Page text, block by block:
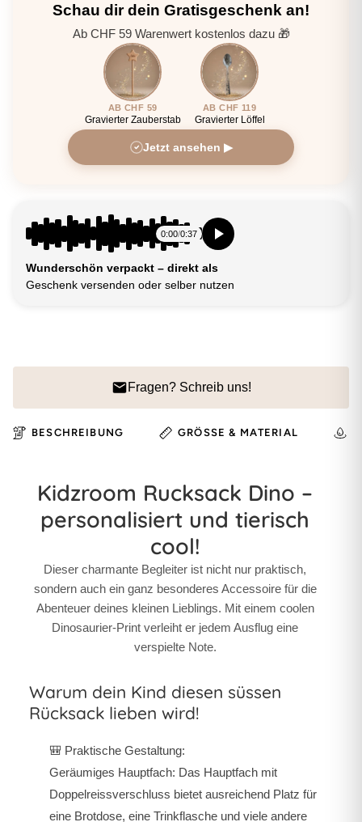
Schau dir dein Gratisgeschenk an!
Ab CHF 59 Warenwert kostenlos dazu 🎁
AB CHF 59
Gravierter Zauberstab
AB CHF 119
Gravierter Löffel
Jetzt ansehen ▶
0:00/0:37
Wunderschön verpackt – direkt als
Geschenk versenden oder selber nutzen
Fragen? Schreib uns!
BESCHREIBUNG GRÖSSE & MATERIAL
Kidzroom Rucksack Dino –
personalisiert und tierisch
cool!
Dieser charmante Begleiter ist nicht nur praktisch,
sondern auch ein ganz besonderes Accessoire für die
Abenteuer deines kleinen Lieblings. Mit einem coolen
Dinosaurier-Print verleiht er jedem Ausflug eine
verspielte Note.
Warum dein Kind diesen süssen
Rücksack lieben wird!
🎒 Praktische Gestaltung:
Geräumiges Hauptfach: Das Hauptfach mit
Doppelreissverschluss bietet ausreichend Platz für
eine Brotdose, eine Trinkflasche und viele andere